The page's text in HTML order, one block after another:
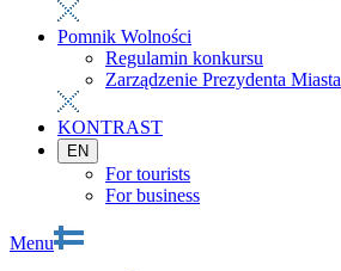
Pomnik Wolności
Regulamin konkursu
Zarządzenie Prezydenta Miasta
KONTRAST
EN
For tourists
For business
Menu